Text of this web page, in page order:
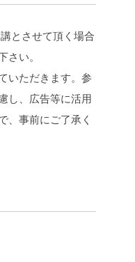
とさせて頂く場合
さい。
いただきます。参
し、広告等に活用
、事前にご了承く